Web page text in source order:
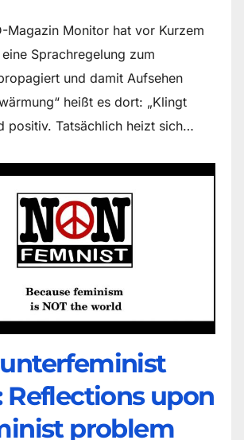
Magazin Monitor hat vor Kurzem
Sprachregelung zum
und damit Aufsehen
heißt es dort: „Klingt
positiv. Tatsächlich heizt sich…
Reflections upon
problem